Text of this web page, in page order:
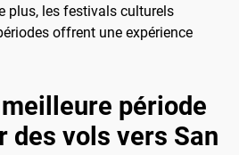
plus, les festivals culturels
offrent une expérience
période
des vols vers San